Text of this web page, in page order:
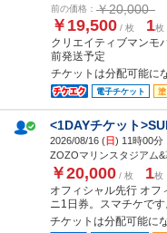
前の価格： ￥20,000
￥19,500 / 枚 1枚
クリエイティブマンモ
前発送予定
チケットは分配可能に
電子チケット
<1DAYチケット
2026/08/16 (日) 11時00分
ZOZOマリンスタジアム
￥20,000 / 枚 1枚
オフィシャル先行 オ
ニ1日券。スマチケで
チケットは分配可能に